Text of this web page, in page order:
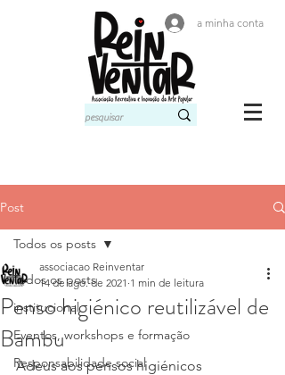
a minha conta
Post
Todos os posts
institucional
Eventos, workshops e formação
Responsabilidade social
Todos os posts
Penso higiénico reutilizável de
Bambu
associacao Reinventar
14 de ago. de 2021 1 min de leitura
Adeus aos pensos higiénicos